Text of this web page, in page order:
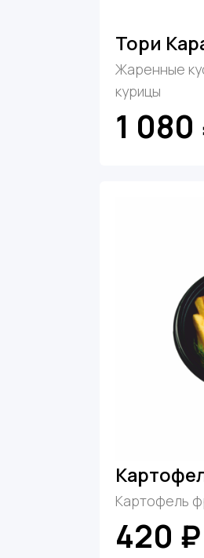
Тори
Жаренные
курицы
1 080
Картофель
420 ₽